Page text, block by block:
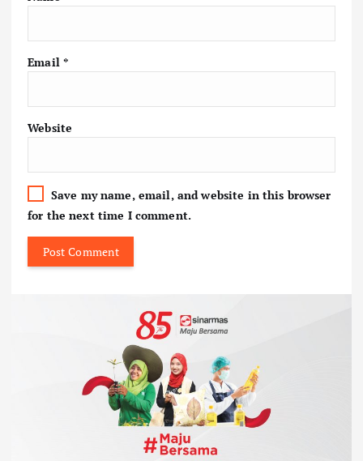
Email *
Website
Save my name, email, and website in this browser
for the next time I comment.